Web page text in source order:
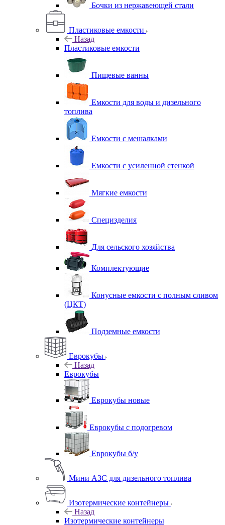
Бочки из нержавеющей стали
Пластиковые емкости
Назад
Пластиковые емкости
Пищевые ванны
Емкости для воды и дизельного
топлива
Емкости с мешалками
Емкости с усиленной стенкой
Мягкие емкости
Специзделия
Для сельского хозяйства
Комплектующие
Конусные емкости с полным сливом
(ЦКТ)
Подземные емкости
Еврокубы
Назад
Еврокубы
Еврокубы новые
Еврокубы с подогревом
Еврокубы б/у
Мини АЗС для дизельного топлива
Изотермические контейнеры
Назад
Изотермические контейнеры